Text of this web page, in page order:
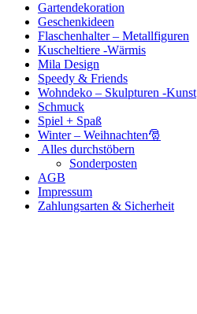
Gartendekoration
Geschenkideen
Flaschenhalter – Metallfiguren
Kuscheltiere -Wärmis
Mila Design
Speedy & Friends
Wohndeko – Skulpturen -Kunst
Schmuck
Spiel + Spaß
Winter – Weihnachten🎅
Alles durchstöbern
Sonderposten
AGB
Impressum
Zahlungsarten & Sicherheit